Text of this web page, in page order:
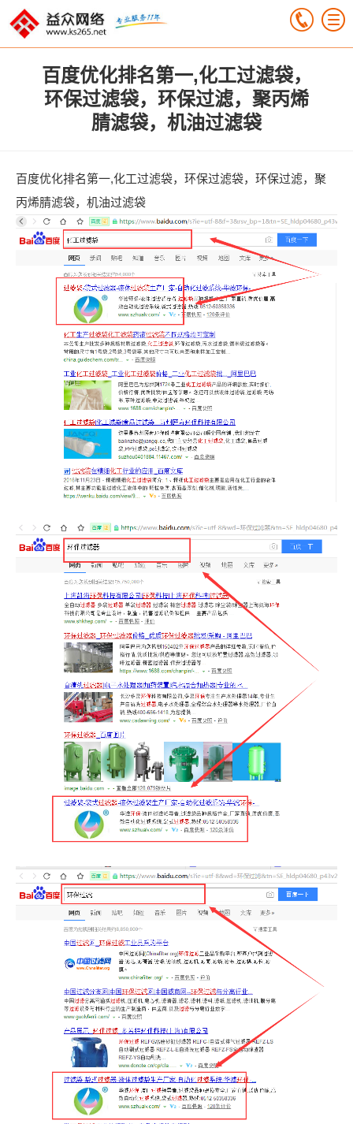
百度优化排名第一,化工过滤袋，
环保过滤袋，环保过滤，聚丙烯
腈滤袋，机油过滤袋
百度优化排名第一,化工过滤袋，环保过滤袋，环保过滤，聚
丙烯腈滤袋，机油过滤袋